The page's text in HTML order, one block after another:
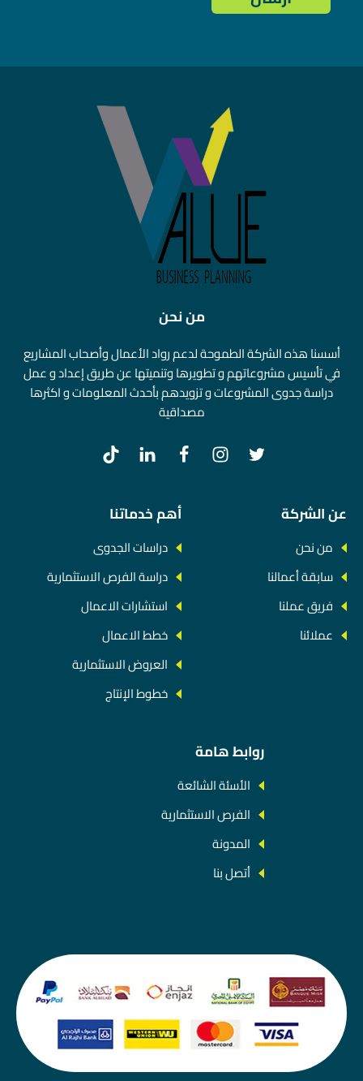
من نحن
أسسنا هذه الشركة الطموحة لدعم رواد الأعمال وأصحاب المشاريع
في تأسيس مشروعاتهم و تطويرها وتنميتها عن طريق إعداد و عمل
دراسة جدوى المشروعات و تزويدهم بأحدث المعلومات و اكثرها
مصداقية
عن الشركة
من نحن
سابقة أعمالنا
فريق عملنا
عملائنا
أهم خدماتنا
دراسات الجدوى
دراسة الفرص الاستثمارية
استشارات الاعمال
خطط الاعمال
العروض الاستثمارية
خطوط الإنتاج
روابط هامة
الأسئة الشائعة
الفرص الاستثمارية
المدونة
أتصل بنا